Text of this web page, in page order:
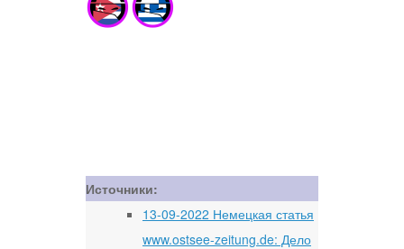
Источники:
13-09-2022 Немецкая статья
www.ostsee-zeitung.de: Дело